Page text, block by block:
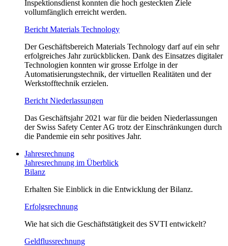
Inspektionsdienst konnten die hoch gesteckten Ziele
vollumfänglich erreicht werden.
Bericht Materials Technology
Der Geschäftsbereich Materials Technology darf auf ein sehr
erfolgreiches Jahr zurückblicken. Dank des Einsatzes digitaler
Technologien konnten wir grosse Erfolge in der
Automatisierungstechnik, der virtuellen Realitäten und der
Werkstofftechnik erzielen.
Bericht Niederlassungen
Das Geschäftsjahr 2021 war für die beiden Niederlassungen
der Swiss Safety Center AG trotz der Einschränkungen durch
die Pandemie ein sehr positives Jahr.
Jahresrechnung
Jahresrechnung im Überblick
Bilanz
Erhalten Sie Einblick in die Entwicklung der Bilanz.
Erfolgsrechnung
Wie hat sich die Geschäftstätigkeit des SVTI entwickelt?
Geldflussrechnung